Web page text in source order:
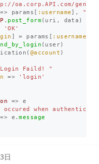
oa.corp.API.com/
=> params [ :username ],
. post_form( uri , data )
'OK'
] = params [ :username
( user)
( @account )
Faild! "
=>
'login'
=>
e
occured when
=> e .message
日